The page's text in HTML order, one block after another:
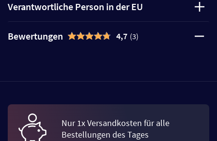
Verantwortliche Person in der EU
Bewertungen 4,7 (3)
Nur 1x Versandkosten für alle
Bestellungen des Tages